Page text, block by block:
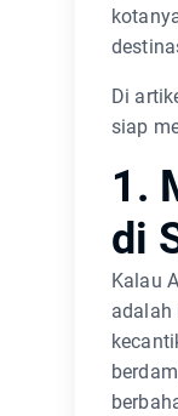
Di
siap
1.
di
Kalau
adalah